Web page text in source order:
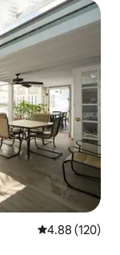
औसत रेटिंग 5 में से
4.88 (120)